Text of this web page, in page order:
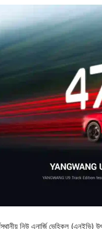
নিউ এনার্জি ভেহিকল (এনইভি)